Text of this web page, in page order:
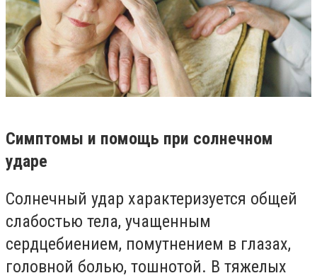
Симптомы и помощь при солнечном
ударе
Солнечный удар характеризуется общей
слабостью тела, учащенным
сердцебиением, помутнением в глазах,
головной болью, тошнотой. В тяжелых